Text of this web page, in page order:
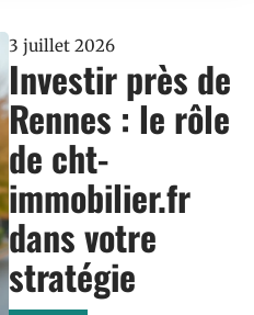
3 juillet 2026
Investir près de
Rennes : le rôle
de cht-
immobilier.fr
dans votre
stratégie